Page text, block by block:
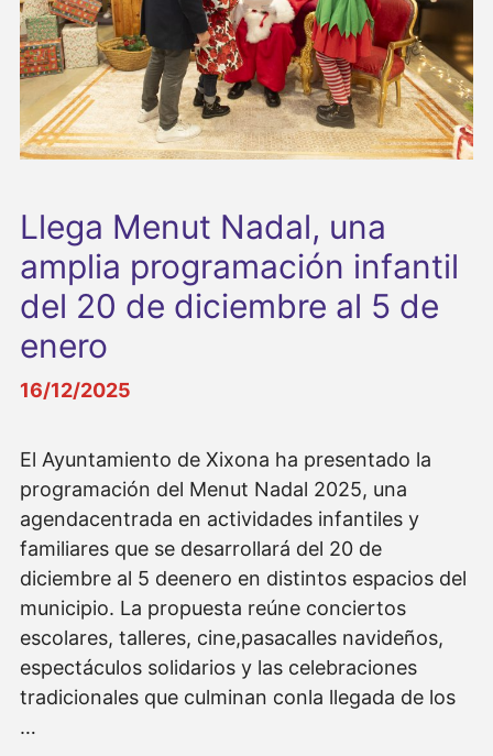
Llega Menut Nadal, una
amplia programación infantil
del 20 de diciembre al 5 de
enero
16/12/2025
El Ayuntamiento de Xixona ha presentado la
programación del Menut Nadal 2025, una
agendacentrada en actividades infantiles y
familiares que se desarrollará del 20 de
diciembre al 5 deenero en distintos espacios del
municipio. La propuesta reúne conciertos
escolares, talleres, cine,pasacalles navideños,
espectáculos solidarios y las celebraciones
tradicionales que culminan conla llegada de los
…